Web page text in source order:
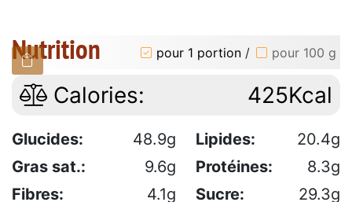
Nutrition pour 1 portion / pour 100 g
Calories: 425Kcal
Glucides: 48.9g Lipides:
20.4g
Gras sat.:
9.6g Protéines:
8.3g
Fibres:
4.1g Sucre:
29.3g